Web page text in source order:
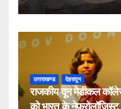
उत्तराखण्ड देहरादून
राजकीय दून मेडीकल